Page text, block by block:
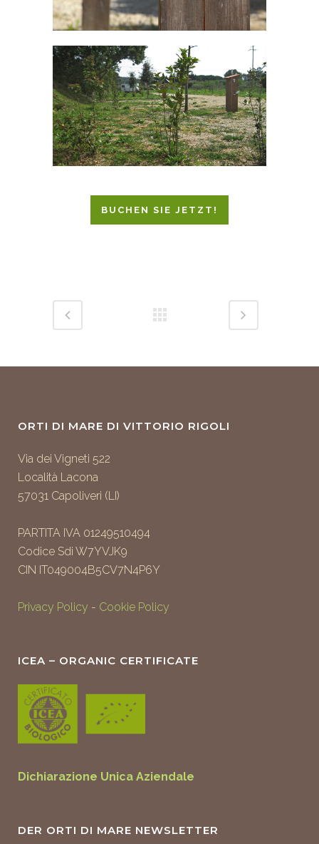
BUCHEN SIE JETZT!
ORTI DI MARE DI VITTORIO RIGOLI
Via dei Vigneti 522
Località Lacona
57031 Capoliveri (LI)
PARTITA IVA 01249510494
Codice Sdi W7YVJK9
CIN IT049004B5CV7N4P6Y
Privacy Policy - Cookie Policy
ICEA – ORGANIC CERTIFICATE
Dichiarazione Unica Aziendale
DER ORTI DI MARE NEWSLETTER